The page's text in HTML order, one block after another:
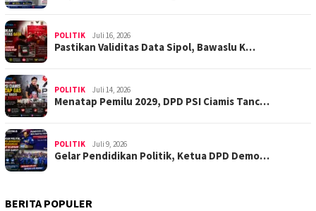
POLITIK Juli 16, 2026
Pastikan Validitas Data Sipol, Bawaslu K…
POLITIK Juli 14, 2026
Menatap Pemilu 2029, DPD PSI Ciamis Tanc…
POLITIK Juli 9, 2026
Gelar Pendidikan Politik, Ketua DPD Demo…
BERITA POPULER